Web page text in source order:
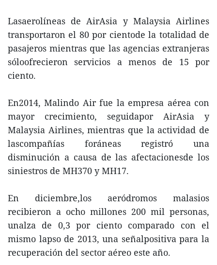
Lasaerolíneas de AirAsia y Malaysia Airlines
transportaron el 80 por cientode la totalidad de
pasajeros mientras que las agencias extranjeras
sóloofrecieron servicios a menos de 15 por
ciento.
En2014, Malindo Air fue la empresa aérea con
mayor crecimiento, seguidapor AirAsia y
Malaysia Airlines, mientras que la actividad de
lascompañías foráneas registró una
disminución a causa de las afectacionesde los
siniestros de MH370 y MH17.
En diciembre,los aeródromos malasios
recibieron a ocho millones 200 mil personas,
unalza de 0,3 por ciento comparado con el
mismo lapso de 2013, una señalpositiva para la
recuperación del sector aéreo este año.